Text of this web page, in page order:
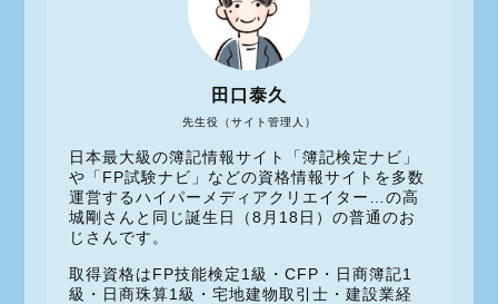
先生役（サイト管理人）
田口泰久
日本最大級の簿記情報サイト「簿記検定ナビ」
や「FP試験ナビ」などの資格情報サイトを多数
運営するハイパーメディアクリエイター…の高
城剛さんと同じ誕生日（8月18日）の普通のお
じさんです。
取得資格はFP技能検定1級・CFP・日商簿記1
級・日商珠算1級・宅地建物取引士・建設業経